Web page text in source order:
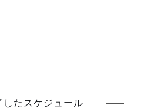
したスケジュール